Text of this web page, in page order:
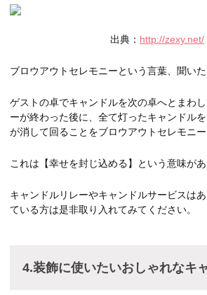
出典： http://zexy.net/
ブロウアウトセレモニーという言葉、聞い
ゲストの卓でキャンドルを次の卓へとまわ
ーが終わった後に、全て灯ったキャンドル
が消して回ることをブロウアウトセレモニー
これは【幸せを封じ込める】という意味があ
キャンドルリレーやキャンドルサービスは
ている方は是非取り入れてみてください。
4.装飾に使いたいおしゃれなキ